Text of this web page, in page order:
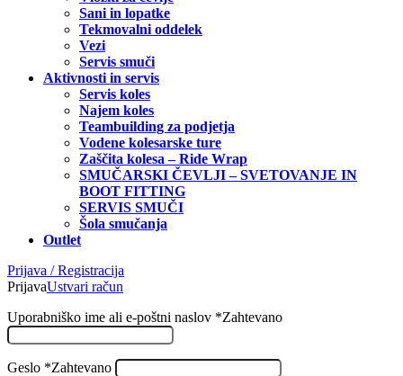
Sani in lopatke
Tekmovalni oddelek
Vezi
Servis smuči
Aktivnosti in servis
Servis koles
Najem koles
Teambuilding za podjetja
Vodene kolesarske ture
Zaščita kolesa – Ride Wrap
SMUČARSKI ČEVLJI – SVETOVANJE IN
BOOT FITTING
SERVIS SMUČI
Šola smučanja
Outlet
Prijava / Registracija
PrijavaUstvari račun
Uporabniško ime ali e-poštni naslov *Zahtevano
Geslo *Zahtevano